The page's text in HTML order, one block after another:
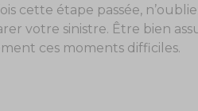
cette étape passée,
votre sinistre. Être bien
ces moments difficiles.